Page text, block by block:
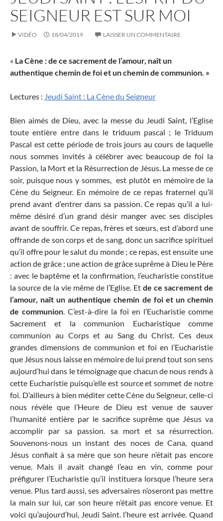
SEIGNEUR EST SUR MOI
VIDÉO 18/04/2019 LAISSER UN COMMENTAIRE
« La Cène : de ce sacrement de l’amour, naît un
authentique chemin de foi et un chemin de communion. »
Lectures : Jeudi Saint : La Cène du Seigneur
Bien aimés de Dieu, avec la messe du Jeudi Saint, l’Eglise
toute entière entre dans le triduum pascal ; le Triduum
Pascal est cette période de trois jours au cours de laquelle
nous sommes invités à célébrer avec beaucoup de foi la
Passion, la Mort et la Résurrection de Jésus. La messe de ce
soir, puisque nous y sommes, est plutôt en mémoire de la
Cène du Seigneur. En mémoire de ce repas fraternel qu’il
prend avant d’entrer dans sa passion. Ce repas qu’il a lui-
même désiré d’un grand désir manger avec ses disciples
avant de souffrir. Ce repas, frères et sœurs, est d’abord une
offrande de son corps et de sang, donc un sacrifice spirituel
qu’il offre pour le salut du monde ; ce repas, est ensuite une
action de grâce ; une action de grâce suprême à Dieu le Père
: avec le baptême et la confirmation, l’eucharistie constitue
la source de la vie même de l’Eglise. Et de ce sacrement de
l’amour, naît un authentique chemin de foi et un chemin
de communion. C’est-à-dire la foi en l’Eucharistie comme
Sacrement et la communion Eucharistique comme
communion au Corps et au Sang du Christ. Ces deux
grandes dimensions de communion et foi en l’Eucharistie
que Jésus nous laisse en mémoire de lui prend tout son sens
aujourd’hui dans le témoignage que chacun de nous rends à
cette Eucharistie puisqu’elle est source et sommet de notre
foi. D’ailleurs à bien méditer cette Cène du Seigneur, celle-ci
nous révèle que l’Heure de Dieu est venue de sauver
l’humanité entière par le sacrifice suprême que Jésus va
accomplir par sa passion. sa mort et sa résurrection.
Souvenons-nous un instant des noces de Cana, quand
Jésus confiait à sa mère que son heure n’était pas encore
venue. Mais il avait changé l’eau en vin, comme pour
préfigurer l’Eucharistie qu’il instituera lorsque l’heure sera
venue. Plus tard aussi, ses adversaires n’oseront pas mettre
la main sur lui, car son heure n’était pas encore venue. Et
voici qu’aujourd’hui, Jeudi Saint. l’heure est arrivée. Quand